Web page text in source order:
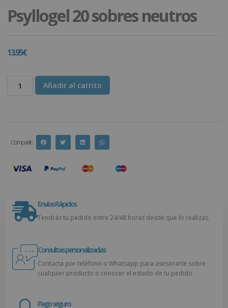
Psyllogel 20 sobres neutros
13.95€
Añadir al carrito
Compartir :
Envíos Rápidos
Tendrás tu pedido entre 24/48 horas desde que lo realizas.
Consultas personalizadas
Contacta por teléfono o Whatsapp para asesorarte sobre
cualquier producto o conocer el estado de tu pedido.
Pago seguro